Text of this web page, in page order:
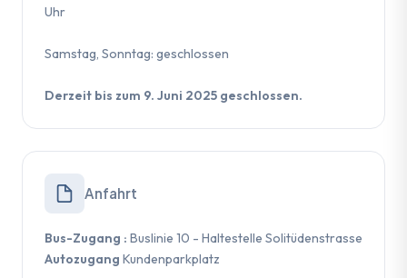
Uhr
Samstag, Sonntag: geschlossen
Derzeit bis zum 9. Juni 2025 geschlossen.
Anfahrt
Bus-Zugang : Buslinie 10 - Haltestelle Solitüdenstrasse
Autozugang Kundenparkplatz